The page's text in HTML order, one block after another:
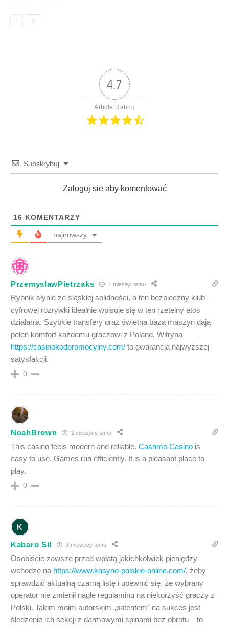
4.7
Article Rating
Subskrybuj
Zaloguj sie aby komentować
16 KOMENTARZY
najnowszy
PrzemyslawPietrzaks 1 miesiąc temu
Rybnik słynie ze śląskiej solidności, a ten bezpieczny klub
cyfrowej rozrywki idealnie wpisuje się w ten rzetelny etos
działania. Szybkie transfery oraz świetna baza maszyn dają
pełen komfort każdemu graczowi z Poland. Witryna
https://casinokodpromocyjny.com/ to gwarancja najwyższej
satysfakcji.
0
NoahBrown 2 miesięcy temu
This casino feels modern and reliable. Cashmo Casino is
easy to use. Games run efficiently. It is a pleasant place to
play.
0
Kabaro Sil 3 miesięcy temu
Osobiście zawsze przed wpłatą jakichkolwiek pieniędzy
wchodzę na https://www.kasyno-polskie-online.com/, żeby
sprawdzić aktualną czarną listę i upewnić się, że wybrany
operator nie zmienił nagle regulaminu na niekorzyść graczy z
Polski. Takim moim autorskim „patentem” na sukces jest
śledzenie ich sekcji z darmowymi spinami bez obrotu – to